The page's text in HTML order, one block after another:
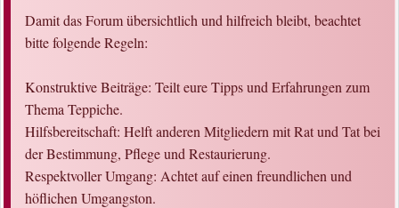
Damit das Forum übersichtlich und hilfreich bleibt, beachtet
bitte folgende Regeln:
Konstruktive Beiträge: Teilt eure Tipps und Erfahrungen zum
Thema Teppiche.
Hilfsbereitschaft: Helft anderen Mitgliedern mit Rat und Tat bei
der Bestimmung, Pflege und Restaurierung.
Respektvoller Umgang: Achtet auf einen freundlichen und
höflichen Umgangston.